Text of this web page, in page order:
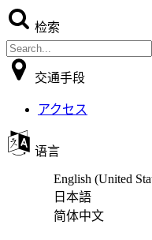
检索
交通手段
アクセス
语言
English (United
日本語
简体中文